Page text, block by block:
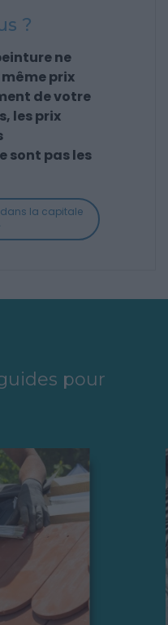
?
ne
prix
de votre
les prix
sont pas les
dans la capitale
pour
une
ou tout
toit donne
fatigue ? Il
une
! Avant de
travaux
conseils
novices.